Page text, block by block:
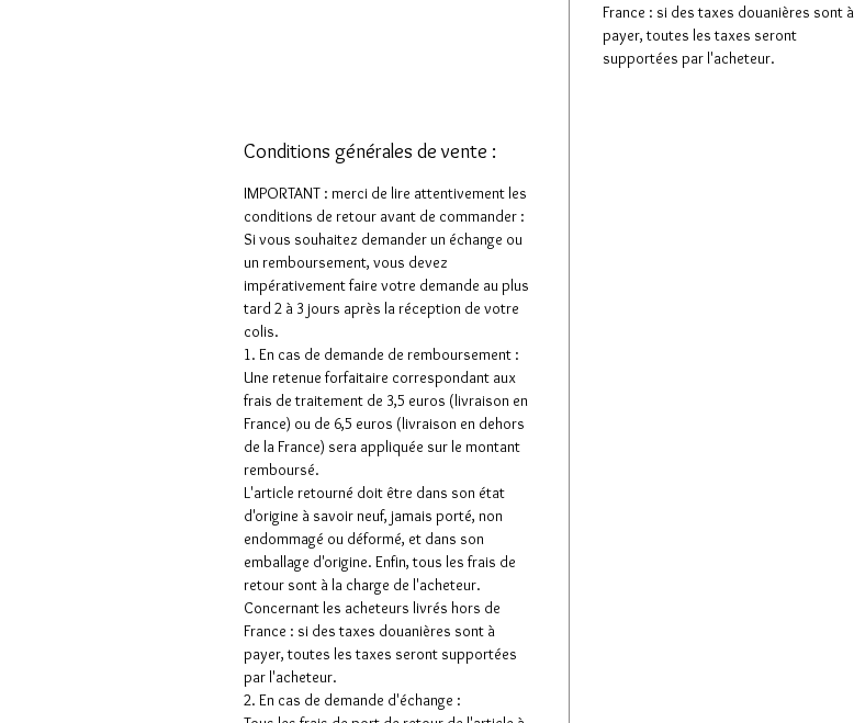
France : si des taxes douanières sont à
payer, toutes les taxes seront
supportées par l'acheteur.
Conditions générales de vente :
IMPORTANT : merci de lire attentivement les
conditions de retour avant de commander :
Si vous souhaitez demander un échange ou
un remboursement, vous devez
impérativement faire votre demande au plus
tard 2 à 3 jours après la réception de votre
colis.
1. En cas de demande de remboursement :
Une retenue forfaitaire correspondant aux
frais de traitement de 3,5 euros (livraison en
France) ou de 6,5 euros (livraison en dehors
de la France) sera appliquée sur le montant
remboursé.
L'article retourné doit être dans son état
d'origine à savoir neuf, jamais porté, non
endommagé ou déformé, et dans son
emballage d'origine. Enfin, tous les frais de
retour sont à la charge de l'acheteur.
Concernant les acheteurs livrés hors de
France : si des taxes douanières sont à
payer, toutes les taxes seront supportées
par l'acheteur.
2. En cas de demande d'échange :